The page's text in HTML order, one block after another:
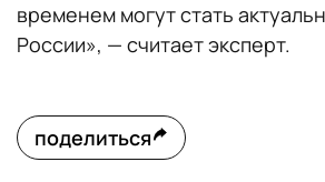
временем могут стать
России», — считает эксперт.
поделиться